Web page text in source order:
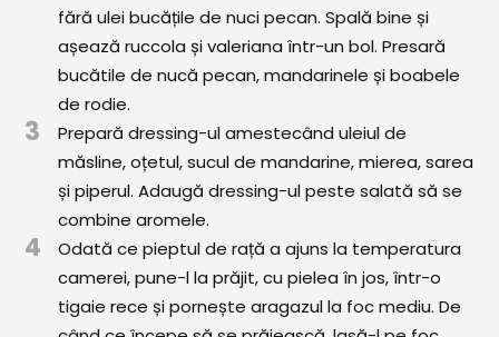
Cum adăugăm o rețetă
Regulament de postare
CONCURS
fără ulei bucățile de nuci pecan. Spală bine și
așează ruccola și valeriana într-un bol. Presară
bucătile de nucă pecan, mandarinele și boabele
de rodie.
3
Prepară dressing-ul amestecând uleiul de
măsline, oțetul, sucul de mandarine, mierea, sarea
și piperul. Adaugă dressing-ul peste salată să se
combine aromele.
4
Odată ce pieptul de rață a ajuns la temperatura
camerei, pune-l la prăjit, cu pielea în jos, într-o
tigaie rece și pornește aragazul la foc mediu. De